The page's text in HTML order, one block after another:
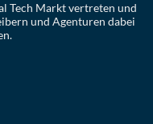
Tech Markt vertreten und
und Agenturen dabei